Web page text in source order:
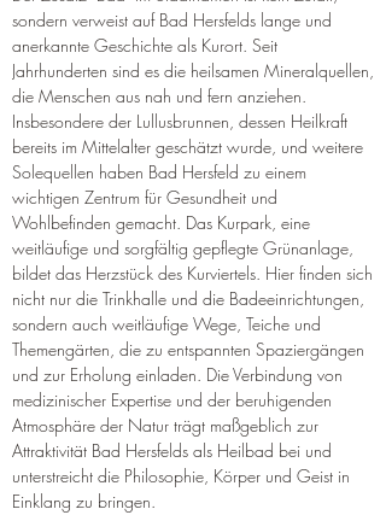
sondern verweist auf Bad Hersfelds lange und
anerkannte Geschichte als Kurort. Seit
Jahrhunderten sind es die heilsamen Mineralquellen,
die Menschen aus nah und fern anziehen.
Insbesondere der Lullusbrunnen, dessen Heilkraft
bereits im Mittelalter geschätzt wurde, und weitere
Solequellen haben Bad Hersfeld zu einem
wichtigen Zentrum für Gesundheit und
Wohlbefinden gemacht. Das Kurpark, eine
weitläufige und sorgfältig gepflegte Grünanlage,
bildet das Herzstück des Kurviertels. Hier finden sich
nicht nur die Trinkhalle und die Badeeinrichtungen,
sondern auch weitläufige Wege, Teiche und
Themengärten, die zu entspannten Spaziergängen
und zur Erholung einladen. Die Verbindung von
medizinischer Expertise und der beruhigenden
Atmosphäre der Natur trägt maßgeblich zur
Attraktivität Bad Hersfelds als Heilbad bei und
unterstreicht die Philosophie, Körper und Geist in
Einklang zu bringen.